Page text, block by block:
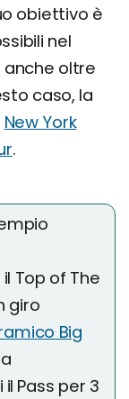
obiettivo è
nel
oltre
caso, la
New York
.
Top of The
giro
Big
Pass per 3